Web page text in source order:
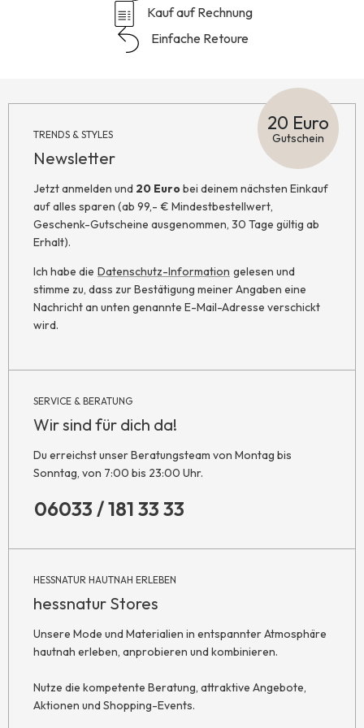
Kauf auf Rechnung
Einfache Retoure
TRENDS & STYLES
Newsletter
20 Euro
Gutschein
Jetzt anmelden und 20 Eurobei deinem nächsten Einkauf
auf alles sparen (ab 99,- € Mindestbestellwert,
Geschenk-Gutscheine ausgenommen, 30 Tage gültig ab
Erhalt).
Ich habe die Datenschutz-Information gelesen und
stimme zu, dass zur Bestätigung meiner Angaben eine
Nachricht an unten genannte E-Mail-Adresse verschickt
wird.
SERVICE & BERATUNG
Wir sind für dich da!
Du erreichst unser Beratungsteam von Montag bis
Sonntag, von 7:00 bis 23:00 Uhr.
06033 / 181 33 33
HESSNATUR HAUTNAH ERLEBEN
hessnatur Stores
Unsere Mode und Materialien in entspannter Atmosphäre
hautnah erleben, anprobieren und kombinieren.
Nutze die kompetente Beratung, attraktive Angebote,
Aktionen und Shopping-Events.